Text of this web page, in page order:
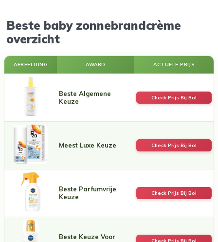
Beste baby zonnebrandcrème
overzicht
AFBEELDING AWARD ACTUELE PRIJS
Beste Algemene
Keuze
Check Prijs Bij Bol
Meest Luxe Keuze Check Prijs Bij Bol
Beste Parfumvrije
Keuze
Check Prijs Bij Bol
Beste Keuze Voor
Check Prijs Bij Bol